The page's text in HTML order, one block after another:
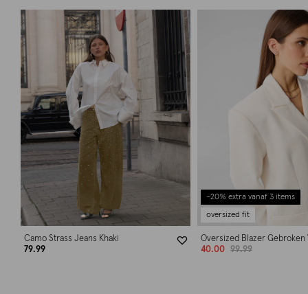
Camo Strass Jeans Khaki
79.99
-20% extra vanaf 3 items
oversized fit
Oversized Blazer Gebroken
40.00
99.99